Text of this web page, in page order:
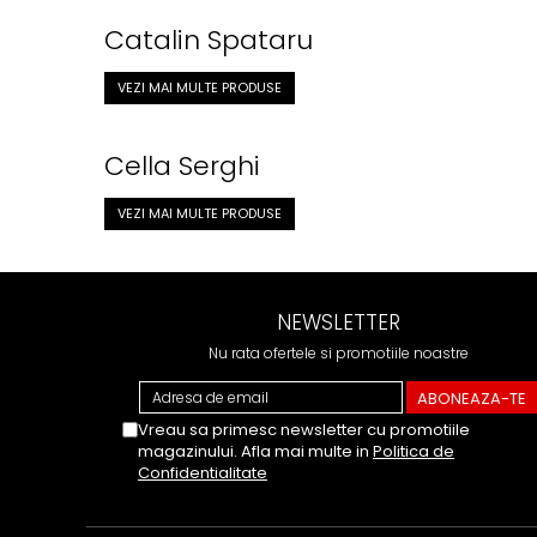
ContemporanaCatalin Spataru
VEZI MAI MULTE PRODUSE
Cella Serghi
VEZI MAI MULTE PRODUSE
NEWSLETTER
Nu rata ofertele si promotiile noastre
Vreau sa primesc newsletter cu promotiile
magazinului. Afla mai multe in Politica de
Confidentialitate